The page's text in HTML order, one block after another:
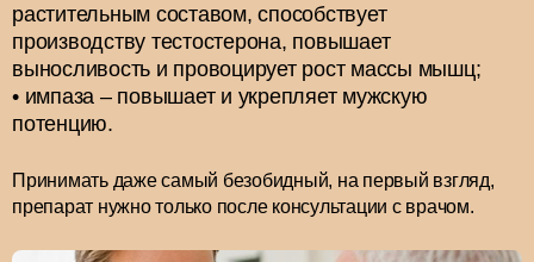
растительным составом, способствует
производству тестостерона, повышает
выносливость и провоцирует рост массы мышц;
импаза – повышает и укрепляет мужскую
потенцию.
Принимать даже самый безобидный, на первый взгляд,
препарат нужно только после консультации с врачом.